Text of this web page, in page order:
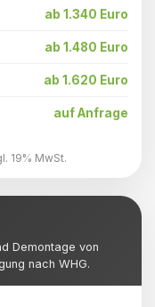
ab 1.340 Euro
ab 1.480 Euro
ab 1.620 Euro
auf Anfrage
19% MwSt.
Demontage von
nach WHG.